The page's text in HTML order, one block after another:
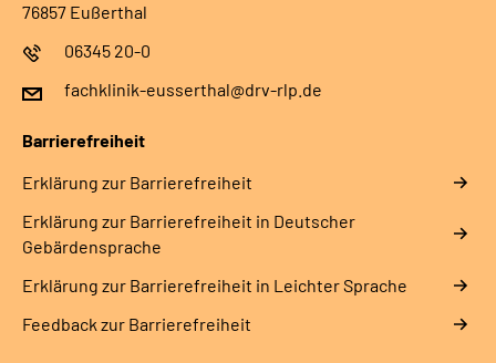
76857 Eußerthal
06345 20-0
fachklinik-eusserthal@drv-rlp.de
Barrierefreiheit
Erklärung zur Barrierefreiheit
Erklärung zur Barrierefreiheit in Deutscher
Gebärdensprache
Erklärung zur Barrierefreiheit in Leichter Sprache
Feedback zur Barrierefreiheit